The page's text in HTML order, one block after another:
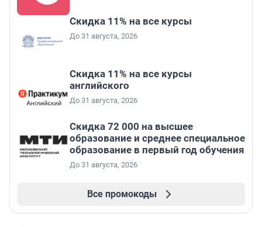
Скидка 11% на все курсы
До 31 августа, 2026
Скидка 11% на все курсы
английского
До 31 августа, 2026
Скидка 72 000 на высшее
образование и среднее специальное
образование в первый год обучения
До 31 августа, 2026
Все промокоды